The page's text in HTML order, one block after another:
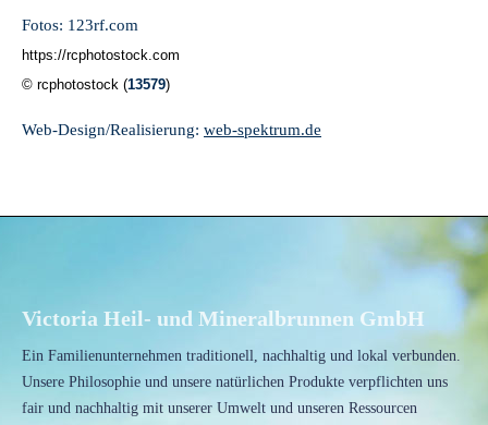
Fotos: 123rf.com
https://rcphotostock.com
© rcphotostock (13579)
Web-Design/Realisierung: web-spektrum.de
Victoria Heil- und Mineralbrunnen GmbH
Ein Familienunternehmen traditionell, nachhaltig und lokal verbunden.
Unsere Philosophie und unsere natürlichen Produkte verpflichten uns
fair und nachhaltig mit unserer Umwelt und unseren Ressourcen